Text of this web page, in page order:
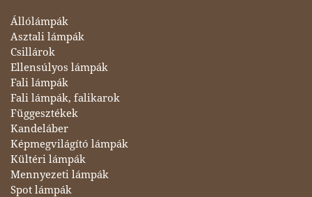
Állólámpák
Asztali lámpák
Csillárok
Ellensúlyos lámpák
Fali lámpák
Fali lámpák, falikarok
Függesztékek
Kandeláber
Képmegvilágító lámpák
Kültéri lámpák
Mennyezeti lámpák
Spot lámpák